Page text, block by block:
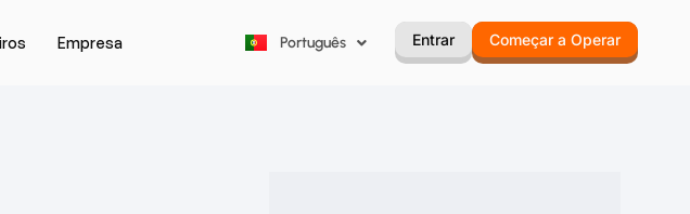
Empresa Português
Русский Entrar Começar a Operar